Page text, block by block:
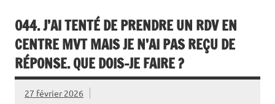
044. J’AI TENTÉ DE PRENDRE UN RDV EN
CENTRE MVT MAIS JE N’AI PAS REÇU DE
RÉPONSE. QUE DOIS-JE FAIRE ?
27 février 2026